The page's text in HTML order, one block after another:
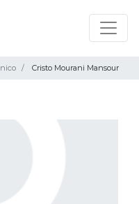
Cristo Mourani Mansour